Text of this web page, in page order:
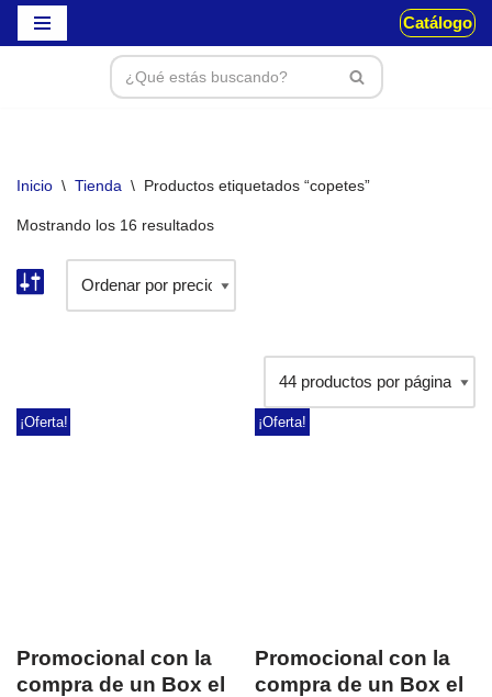
Catálogo
Inicio \ Tienda \ Productos etiquetados “copetes”
Mostrando los 16 resultados
¡Oferta!
Promocional con la
compra de un Box el
¡Oferta!
Promocional con la
compra de un Box el